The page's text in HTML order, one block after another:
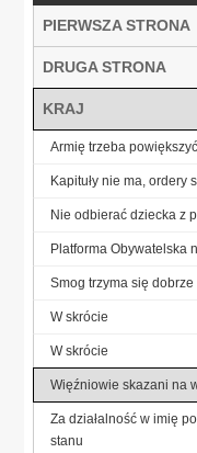
PIERWSZA STRONA
DRUGA STRONA
KRAJ
Armię trzeba powiększyć
Kapituły nie ma, ordery
Nie odbierać dziecka z
Platforma Obywatelska
Smog trzyma się dobrze
W skrócie
W skrócie
Więźniowie skazani na
Za działalność w imię
stanu